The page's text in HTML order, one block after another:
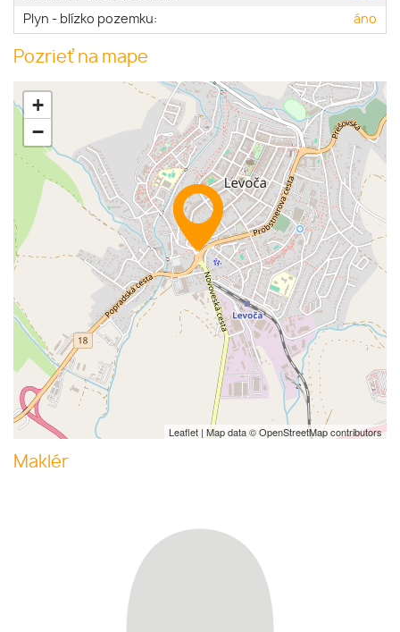
Plyn - blízko pozemku:
áno
Pozrieť na mape
+
−
Leaflet | Map data ©OpenStreetMapcontributors
Maklér